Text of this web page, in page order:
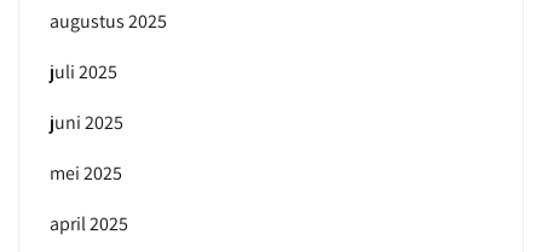
augustus 2025
juli 2025
juni 2025
mei 2025
april 2025